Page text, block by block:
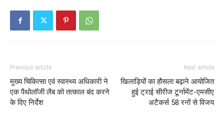
Previous article
मुख्य चिकित्सा एवं स्वास्थ्य अधिकारी ने
एक पैथोलॉजी लैब को तत्काल बंद करने
के दिए निर्देश
Next article
खिलाड़ियों का हौसला बढ़ाने आयोजित
हुई ट्राई सीरीज टूर्नामेंट-एमसीए
अटैकर्स 58 रनों से विजय